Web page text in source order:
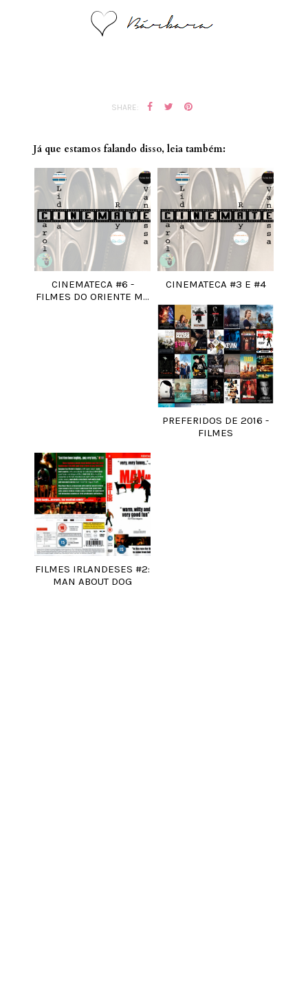
SHARE:
Já que estamos falando disso, leia também:
CINEMATECA #6 -
FILMES DO ORIENTE M...
CINEMATECA #3 E #4
PREFERIDOS DE 2016 -
FILMES
FILMES IRLANDESES #2:
MAN ABOUT DOG